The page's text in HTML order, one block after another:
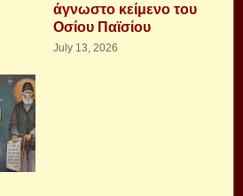
άγνωστο κείμενο του
Οσίου Παϊσίου
July 13, 2026